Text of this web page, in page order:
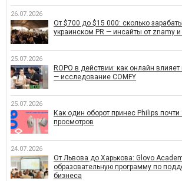
26.07.2026
От $700 до $15 000: сколько
украинском PR — инсайты от znamy
25.07.2026
ROPO в действии: как онлайн
— исследование COMFY
25.07.2026
Как один оборот принес Philips
просмотров
24.07.2026
От Львова до Харькова: Glovo
образовательную программу по
бизнеса